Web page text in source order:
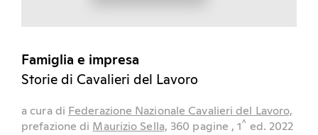
Famiglia e impresa
Storie di Cavalieri del Lavoro
a cura di Federazione Nazionale Cavalieri del Lavoro,
prefazione di Maurizio Sella, 360 pagine , 1^ ed. 2022